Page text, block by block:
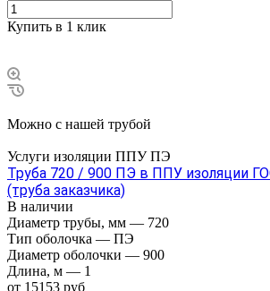
Купить в 1 клик
Можно с нашей трубой
Услуги изоляции ППУ ПЭ
Труба 720 / 900 ПЭ в ППУ изоляции
(труба заказчика)
В наличии
Диаметр трубы, мм — 720
Тип оболочка — ПЭ
Диаметр оболочки — 900
Длина, м — 1
от 15153 руб